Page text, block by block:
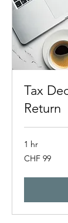
Tax
Return
1 hr
99
Swiss
CHF 99